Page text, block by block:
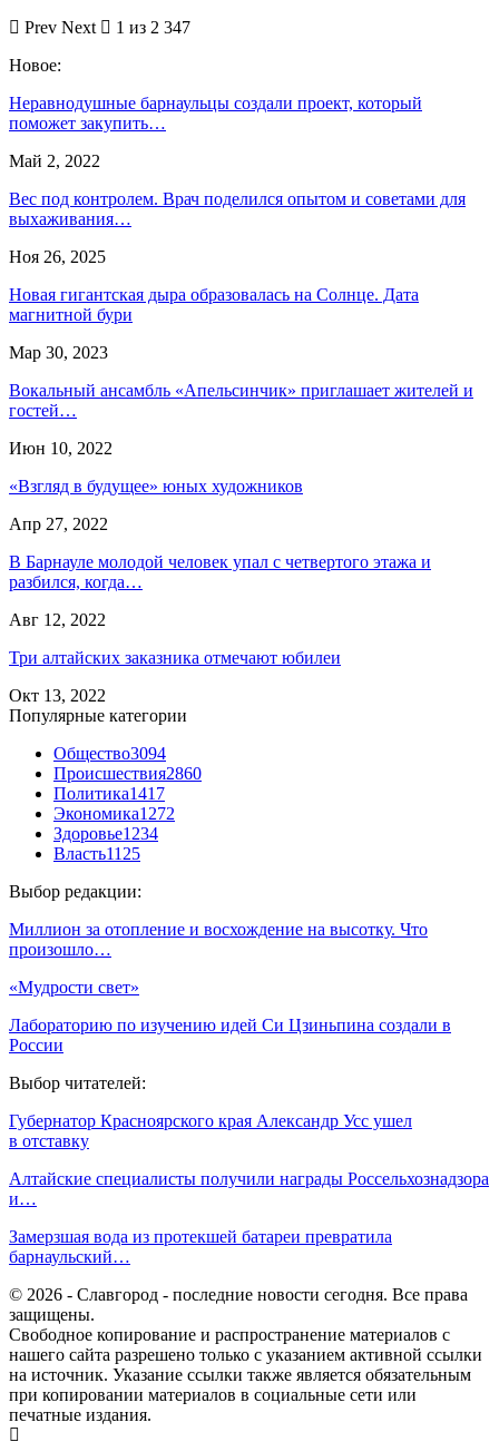
Prev Next
1 из 2 347
Новое:
Неравнодушные барнаульцы создали проект, который
поможет закупить…
Май 2, 2022
Вес под контролем. Врач поделился опытом и советами для
выхаживания…
Ноя 26, 2025
Новая гигантская дыра образовалась на Солнце. Дата
магнитной бури
Мар 30, 2023
Вокальный ансамбль «Апельсинчик» приглашает жителей и
гостей…
Июн 10, 2022
«Взгляд в будущее» юных художников
Апр 27, 2022
В Барнауле молодой человек упал с четвертого этажа и
разбился, когда…
Авг 12, 2022
Три алтайских заказника отмечают юбилеи
Окт 13, 2022
Популярные категории
Общество3094
Происшествия2860
Политика1417
Экономика1272
Здоровье1234
Власть1125
Выбор редакции:
Миллион за отопление и восхождение на высотку. Что
произошло…
«Мудрости свет»
Лабораторию по изучению идей Си Цзиньпина создали в
России
Выбор читателей:
Губернатор Красноярского края Александр Усс ушел
в отставку
Алтайские специалисты получили награды Россельхознадзора
и…
Замерзшая вода из протекшей батареи превратила
барнаульский…
© 2026 - Славгород - последние новости сегодня. Все права
защищены.
Свободное копирование и распространение материалов с
нашего сайта разрешено только с указанием активной ссылки
на источник. Указание ссылки также является обязательным
при копировании материалов в социальные сети или
печатные издания.